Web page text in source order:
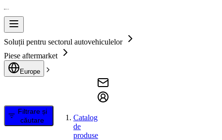
Soluții pentru sectorul autovehiculelor
Piese aftermarket
Europe
Filtrare și
căutare
Catalog
de
produse